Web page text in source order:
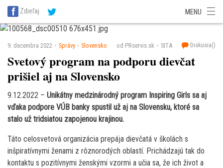
SITA Energetika
SITA Potravinárstvo
Zdieľaj MENU
9. decembra 2022 Správy Slovensko od PRservis.sk SITA Diskusia()
Svetový program na podporu dievčat
prišiel aj na Slovensko
9.12.2022 – Unikátny medzinárodný program Inspiring Girls sa aj
vďaka podpore VÚB banky spustil už aj na Slovensku, ktoré sa
stalo už tridsiatou zapojenou krajinou.
Táto celosvetová organizácia prepája dievčatá v školách s
inšpiratívnymi ženami z rôznorodých oblastí. Prichádzajú tak do
kontaktu s pozitívnymi ženskými vzormi a učia sa, že ich život a